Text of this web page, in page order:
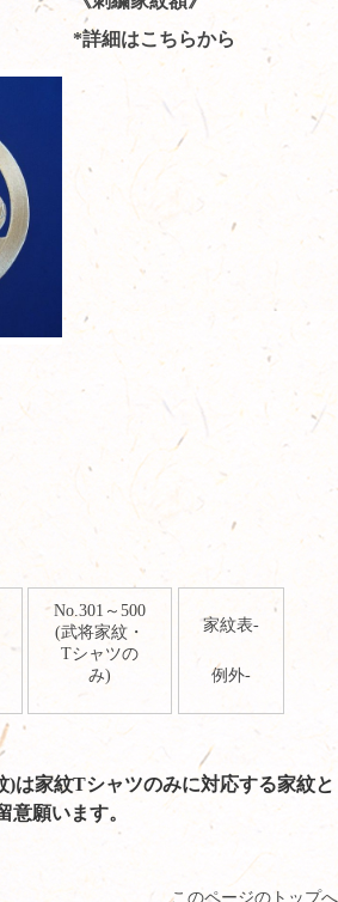
*詳細はこちらから
No.301～500
(武将家紋・
Tシャツの
み)
家紋表-
例外-
)は家紋Tシャツのみに対応する家紋と
意願います。
このページのトップへ